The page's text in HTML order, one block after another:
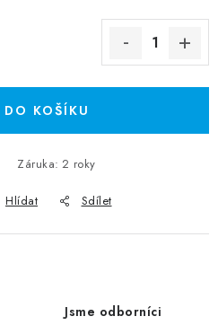
KOŠÍKU
Záruka: 2 roky
Hlídat Sdílet
Jsme odborníci